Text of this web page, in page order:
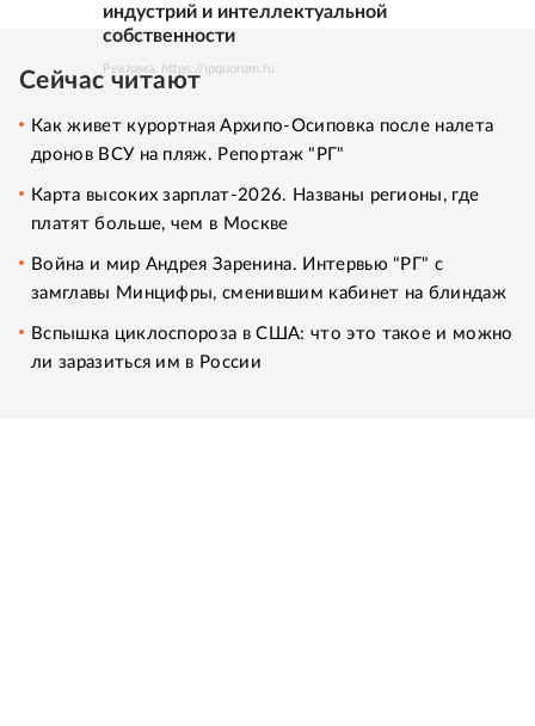
индустрий и интеллектуальной
собственности
Реклама. https://ipquorum.ru
Сейчас читают
Как живет курортная Архипо-Осиповка после налета
дронов ВСУ на пляж. Репортаж "РГ"
Карта высоких зарплат-2026. Названы регионы, где
платят больше, чем в Москве
Война и мир Андрея Заренина. Интервью "РГ" с
замглавы Минцифры, сменившим кабинет на блиндаж
Вспышка циклоспороза в США: что это такое и можно
ли заразиться им в России